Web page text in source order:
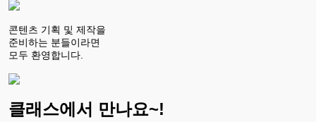
콘텐츠 기획 및 제작을
준비하는 분들이라면
모두 환영합니다.
클래스에서 만나요~!